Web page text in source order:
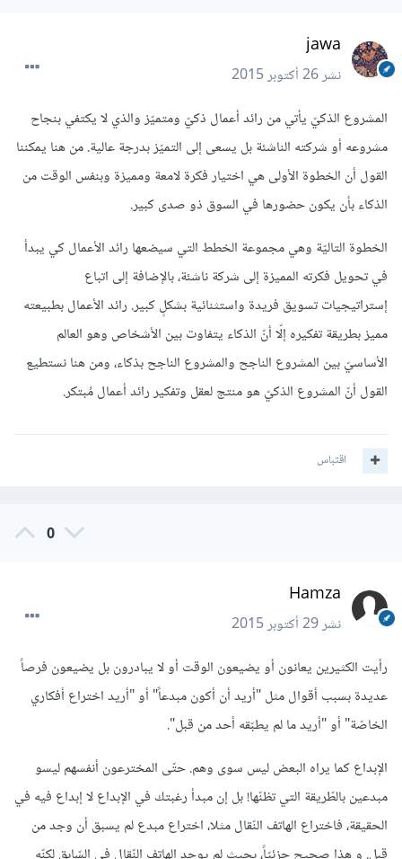
jawa
نشر26 أكتوبر 2015
المشروع الذكيّ يأتي من رائد أعمال ذكيّ ومتميّز والذي لا يكتفي بنجاح
مشروعه أو شركته الناشئة بل يسعى إلى التميّز بدرجة عالية. من هنا يمكننا
القول أن الخطوة الأولى هي اختيار فكرة لامعة ومميزة وبنفس الوقت من
الذكاء بأن يكون حضورها في السوق ذو صدى كبير.
الخطوة التاليّة وهي مجموعة الخطط التي سيضعها رائد الأعمال كي يبدأ
في تحويل فكرته المميزة إلى شركة ناشئة، بالإضافة إلى اتباع
إستراتيجيات تسويق فريدة واستثنائية بشكلٍ كبير. رائد الأعمال بطبيعته
مميز بطريقة تفكيره إلّا أنّ الذكاء يتفاوت بين الأشخاص وهو العالم
الأساسيّ بين المشروع الناجح والمشروع الناجح بذكاء، ومن هنا نستطيع
القول أنّ المشروع الذكيّ هو منتج لعقل وتفكير رائد أعمال مُبتكر.
اقتباس
0
Hamza
نشر29 أكتوبر 2015
رأيت الكثيرين يعانون أو يضيعون الوقت أو لا يبادرون بل يضيعون فرصاً
عديدة بسبب أقوال مثل "أريد أن أكون مبدعاً" أو "أريد اختراع أفكاري
الخاصّة" أو "أريد ما لم يطبّقه أحد من قبل".
الإبداع كما يراه البعض ليس سوى وهم. حتّى المخترعون أنفسهم ليسو
مبدعين بالطّريقة التي تظنّها! بل إن مبدأ رغبتك في الإبداع لا إبداع فيه في
الحقيقة، فاختراع الهاتف النّقال مثلا، اختراع مبدع لم يسبق أن وجد من